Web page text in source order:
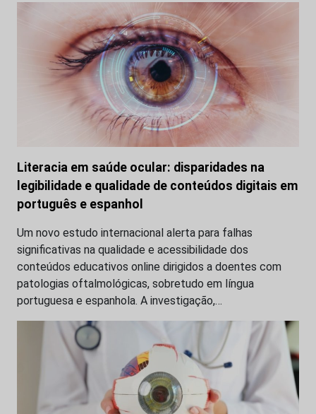
Literacia em saúde ocular: disparidades na
legibilidade e qualidade de conteúdos digitais em
português e espanhol
Um novo estudo internacional alerta para falhas
significativas na qualidade e acessibilidade dos
conteúdos educativos online dirigidos a doentes com
patologias oftalmológicas, sobretudo em língua
portuguesa e espanhola. A investigação,…